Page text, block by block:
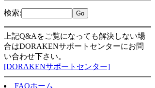
検索:
上記Q&Aをご覧になっても解決しない場
合はDORAKENサポートセンターにお問
い合わせ下さい。
[DORAKENサポートセンター]
FAQホーム